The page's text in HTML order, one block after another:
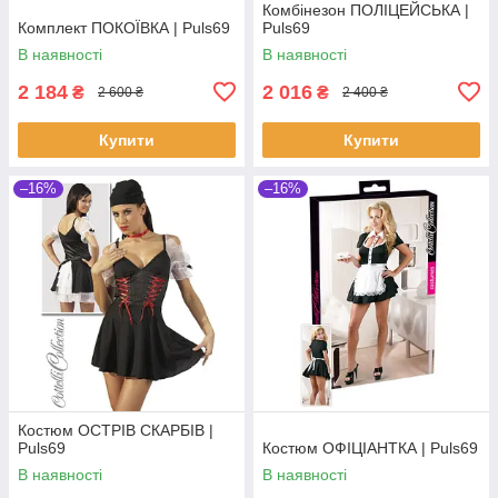
Комплект ПОКОЇВКА | Puls69
В наявності
2 184 ₴ 2 600 ₴
Купити
Комбінезон ПОЛІЦЕЙСЬКА |
Puls69
В наявності
2 016 ₴ 2 400 ₴
Купити
–16%
Костюм ОСТРІВ СКАРБІВ |
Puls69
В наявності
–16%
Костюм ОФІЦІАНТКА | Puls69
В наявності